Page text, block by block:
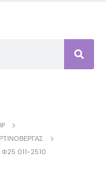
011-2510